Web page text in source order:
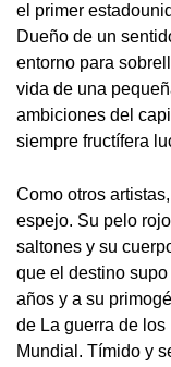
el primer
Dueño de un
entorno para
vida de una
ambiciones del
siempre fructífera
Como otros
espejo. Su pelo
saltones y su
que el destino
años y a su
de La guerra de
Mundial. Tímido y